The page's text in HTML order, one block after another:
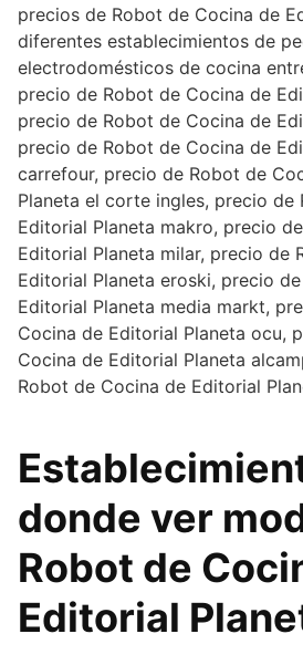
precios de Robot de Cocina de
diferentes establecimientos de
electrodomésticos de cocina
precio de Robot de Cocina de
precio de Robot de Cocina de
precio de Robot de Cocina de
carrefour, precio de Robot de
Planeta el corte ingles, precio de
Editorial Planeta makro, precio
Editorial Planeta milar, precio de
Editorial Planeta eroski, precio
Editorial Planeta media markt,
Cocina de Editorial Planeta ocu,
Cocina de Editorial Planeta
Robot de Cocina de Editorial
donde ver
Robot de
Editorial